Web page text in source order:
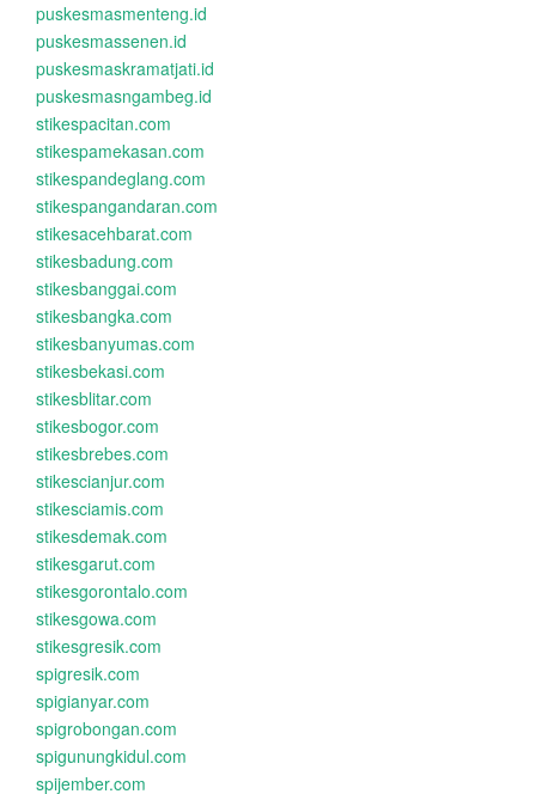
puskesmasmenteng.id
puskesmassenen.id
puskesmaskramatjati.id
puskesmasngambeg.id
stikespacitan.com
stikespamekasan.com
stikespandeglang.com
stikespangandaran.com
stikesacehbarat.com
stikesbadung.com
stikesbanggai.com
stikesbangka.com
stikesbanyumas.com
stikesbekasi.com
stikesblitar.com
stikesbogor.com
stikesbrebes.com
stikescianjur.com
stikesciamis.com
stikesdemak.com
stikesgarut.com
stikesgorontalo.com
stikesgowa.com
stikesgresik.com
spigresik.com
spigianyar.com
spigrobongan.com
spigunungkidul.com
spijember.com